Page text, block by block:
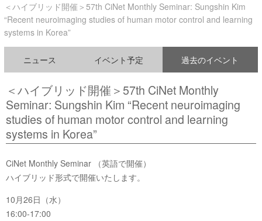
＜ハイブリッド開催＞57th CiNet Monthly Seminar: Sungshin Kim
“Recent neuroimaging studies of human motor control and learning
systems in Korea”
ニュース イベント予定 過去のイベント
＜ハイブリッド開催＞57th CiNet Monthly
Seminar: Sungshin Kim “Recent neuroimaging
studies of human motor control and learning
systems in Korea”
CiNet Monthly Seminar （英語で開催）
ハイブリッド形式で開催いたします。
10月26日（水）
16:00-17:00